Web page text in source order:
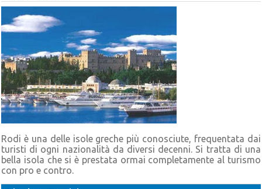
Rodi è una delle isole greche più conosciute, frequentata dai
turisti di ogni nazionalità da diversi decenni. Si tratta di una
bella isola che si è prestata ormai completamente al turismo
con pro e contro.